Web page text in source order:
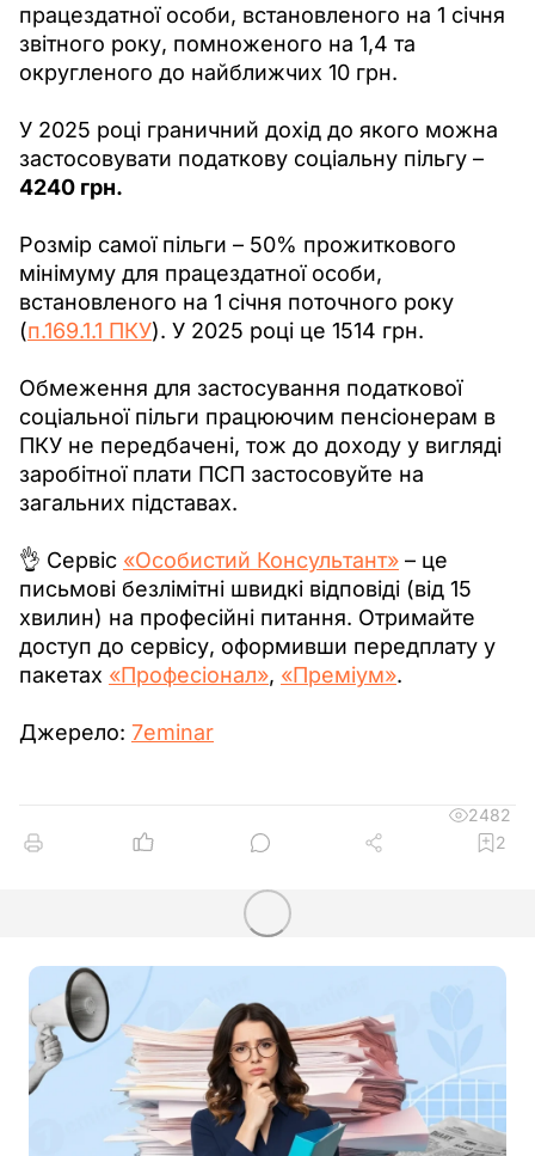
працездатної особи, встановленого на 1 січня
звітного року, помноженого на 1,4 та
округленого до найближчих 10 грн.
У 2025 році граничний дохід до якого можна
застосовувати податкову соціальну пільгу –
4240 грн.
Розмір самої пільги – 50% прожиткового
мінімуму для працездатної особи,
встановленого на 1 січня поточного року
(п.169.1.1 ПКУ). У 2025 році це 1514 грн.
Обмеження для застосування податкової
соціальної пільги працюючим пенсіонерам в
ПКУ не передбачені, тож до доходу у вигляді
заробітної плати ПСП застосовуйте на
загальних підставах.
👌 Сервіс «Особистий Консультант» – це
письмові безлімітні швидкі відповіді (від 15
хвилин) на професійні питання. Отримайте
доступ до сервісу, оформивши передплату у
пакетах «Професіонал», «Преміум».
Джерело: 7еminar
2482
2